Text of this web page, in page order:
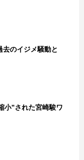
去のイジメ騒動と
小”された宮崎駿ワ